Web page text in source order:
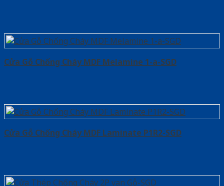
Cửa Gỗ Chống Cháy MDF Melamine 1-a-SGD
Cửa Gỗ Chống Cháy MDF Laminate P1R2-SGD